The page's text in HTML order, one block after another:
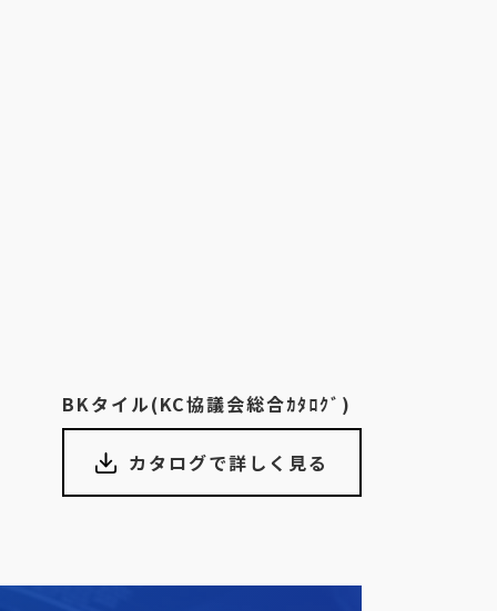
BKタイル(KC協議会総合ｶﾀﾛｸﾞ)
カタログで詳しく見る